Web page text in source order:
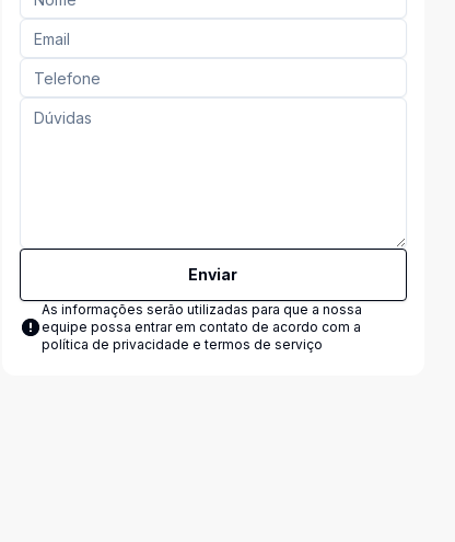
Enviar
As informações serão utilizadas para que a nossa
equipe possa entrar em contato de acordo com a
política de privacidade e termos de serviço